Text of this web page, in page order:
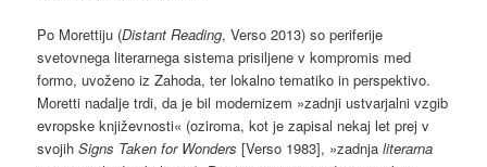
Po Morettiju (Distant Reading, Verso 2013) so periferije
svetovnega literarnega sistema prisiljene v kompromis med
formo, uvoženo iz Zahoda, ter lokalno tematiko in perspektivo.
Moretti nadalje trdi, da je bil modernizem »zadnji ustvarjalni vzgib
evropske književnosti« (oziroma, kot je zapisal nekaj let prej v
svojihSigns Taken for Wonders[Verso 1983], »zadnjaliterarna